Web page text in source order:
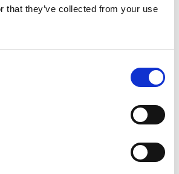
that they’ve collected from your use
aan winkelwagen